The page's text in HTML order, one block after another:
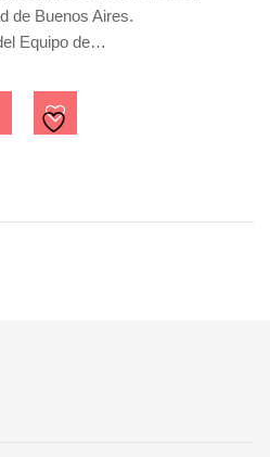
de Buenos Aires.
Equipo de…